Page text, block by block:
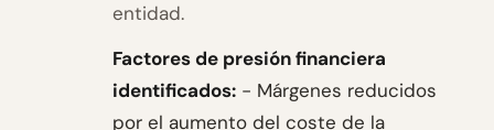
entidad.
Factores de presión financiera
identificados: - Márgenes reducidos
por el aumento del coste de la